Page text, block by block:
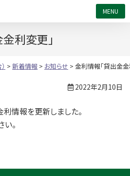
利変更」
> 新着情報 > お知らせ > 金利情報「貸出金金
2022年2月10日
情報を更新しました。
。